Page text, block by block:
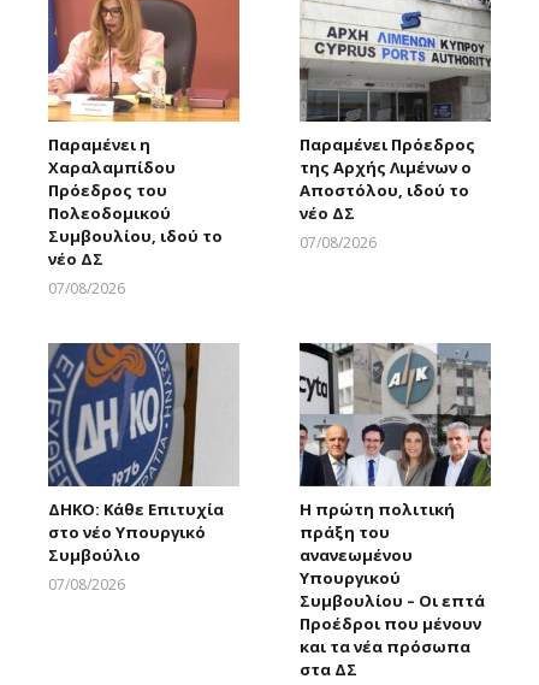
Παραμένει η
Χαραλαμπίδου
Πρόεδρος του
Πολεοδομικού
Συμβουλίου, ιδού το
νέο ΔΣ
07/08/2026
Παραμένει Πρόεδρος
της Αρχής Λιμένων ο
Αποστόλου, ιδού το
νέο ΔΣ
07/08/2026
ΔΗΚΟ: Κάθε Επιτυχία
στο νέο Υπουργικό
Συμβούλιο
07/08/2026
Η πρώτη πολιτική
πράξη του
ανανεωμένου
Υπουργικού
Συμβουλίου – Οι επτά
Προέδροι που μένουν
και τα νέα πρόσωπα
στα ΔΣ